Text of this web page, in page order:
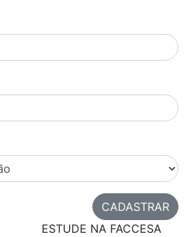
CADASTRAR
ESTUDE NA FACCESA